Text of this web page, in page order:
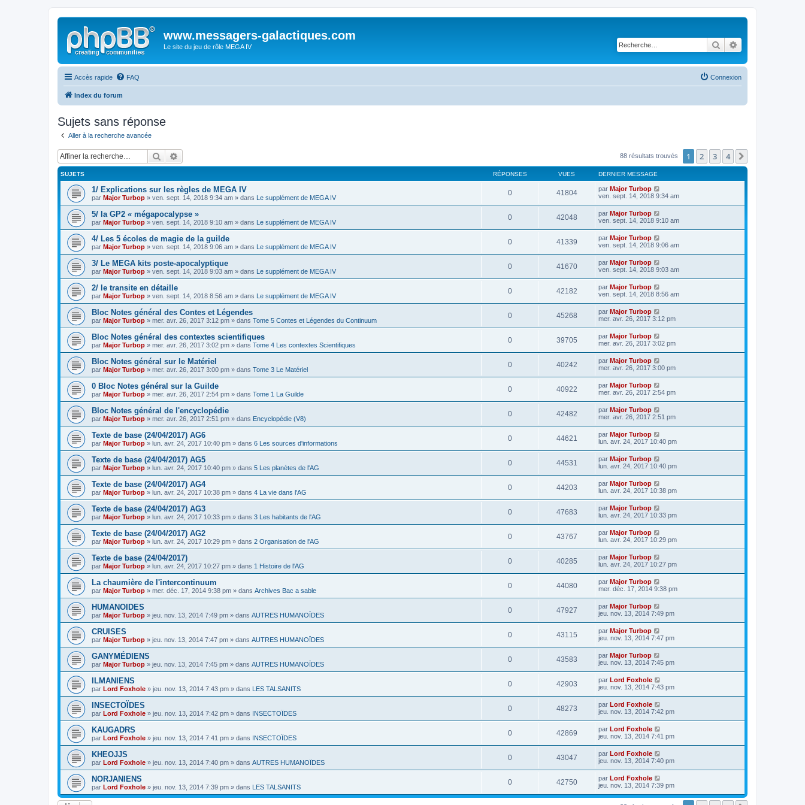
www.messagers-galactiques.com
Le site du jeu de rôle MEGA IV Rechercher
Accès rapide FAQ Connexion
Index du forum
Sujets sans réponse
Aller à la recherche avancée
Rechercher 88 résultats trouvés 1 2 3 4
SUJETS RÉPONSES VUES DERNIER MESSAGE
1/ Explications sur les règles de MEGA IV
par Major Turbop » ven. sept. 14, 2018 9:34 am » dans Le supplément de MEGA IV
0 41804 par Major Turbop
ven. sept. 14, 2018 9:34 am
5/ la GP2 « mégapocalypse »
par Major Turbop » ven. sept. 14, 2018 9:10 am » dans Le supplément de MEGA IV
0 42048 par Major Turbop
ven. sept. 14, 2018 9:10 am
4/ Les 5 écoles de magie de la guilde
par Major Turbop » ven. sept. 14, 2018 9:06 am » dans Le supplément de MEGA IV
0 41339 par Major Turbop
ven. sept. 14, 2018 9:06 am
3/ Le MEGA kits poste-apocalyptique
par Major Turbop » ven. sept. 14, 2018 9:03 am » dans Le supplément de MEGA IV
0 41670 par Major Turbop
ven. sept. 14, 2018 9:03 am
2/ le transite en détaille
par Major Turbop » ven. sept. 14, 2018 8:56 am » dans Le supplément de MEGA IV
0 42182 par Major Turbop
ven. sept. 14, 2018 8:56 am
Bloc Notes général des Contes et Légendes
par Major Turbop » mer. avr. 26, 2017 3:12 pm » dans Tome 5 Contes et Légendes du Continuum
0 45268 par Major Turbop
mer. avr. 26, 2017 3:12 pm
Bloc Notes général des contextes scientifiques
par Major Turbop » mer. avr. 26, 2017 3:02 pm » dans Tome 4 Les contextes Scientifiques
0 39705 par Major Turbop
mer. avr. 26, 2017 3:02 pm
Bloc Notes général sur le Matériel
par Major Turbop » mer. avr. 26, 2017 3:00 pm » dans Tome 3 Le Matériel
0 40242 par Major Turbop
mer. avr. 26, 2017 3:00 pm
0 Bloc Notes général sur la Guilde
par Major Turbop » mer. avr. 26, 2017 2:54 pm » dans Tome 1 La Guilde
0 40922 par Major Turbop
mer. avr. 26, 2017 2:54 pm
Bloc Notes général de l'encyclopédie
par Major Turbop » mer. avr. 26, 2017 2:51 pm » dans Encyclopédie (V8)
0 42482 par Major Turbop
mer. avr. 26, 2017 2:51 pm
Texte de base (24/04/2017) AG6
par Major Turbop » lun. avr. 24, 2017 10:40 pm » dans 6 Les sources d'informations
0 44621 par Major Turbop
lun. avr. 24, 2017 10:40 pm
Texte de base (24/04/2017) AG5
par Major Turbop » lun. avr. 24, 2017 10:40 pm » dans 5 Les planètes de l'AG
0 44531 par Major Turbop
lun. avr. 24, 2017 10:40 pm
Texte de base (24/04/2017) AG4
par Major Turbop » lun. avr. 24, 2017 10:38 pm » dans 4 La vie dans l'AG
0 44203 par Major Turbop
lun. avr. 24, 2017 10:38 pm
Texte de base (24/04/2017) AG3
par Major Turbop » lun. avr. 24, 2017 10:33 pm » dans 3 Les habitants de l'AG
0 47683 par Major Turbop
lun. avr. 24, 2017 10:33 pm
Texte de base (24/04/2017) AG2
par Major Turbop » lun. avr. 24, 2017 10:29 pm » dans 2 Organisation de l'AG
0 43767 par Major Turbop
lun. avr. 24, 2017 10:29 pm
Texte de base (24/04/2017)
par Major Turbop » lun. avr. 24, 2017 10:27 pm » dans 1 Histoire de l'AG
0 40285 par Major Turbop
lun. avr. 24, 2017 10:27 pm
La chaumière de l'intercontinuum
par Major Turbop » mer. déc. 17, 2014 9:38 pm » dans Archives Bac a sable
0 44080 par Major Turbop
mer. déc. 17, 2014 9:38 pm
HUMANOIDES
par Major Turbop » jeu. nov. 13, 2014 7:49 pm » dans AUTRES HUMANOÏDES
0 47927 par Major Turbop
jeu. nov. 13, 2014 7:49 pm
CRUISES
par Major Turbop » jeu. nov. 13, 2014 7:47 pm » dans AUTRES HUMANOÏDES
0 43115 par Major Turbop
jeu. nov. 13, 2014 7:47 pm
GANYMÉDIENS
par Major Turbop » jeu. nov. 13, 2014 7:45 pm » dans AUTRES HUMANOÏDES
0 43583 par Major Turbop
jeu. nov. 13, 2014 7:45 pm
ILMANIENS
par Lord Foxhole » jeu. nov. 13, 2014 7:43 pm » dans LES TALSANITS
0 42903 par Lord Foxhole
jeu. nov. 13, 2014 7:43 pm
INSECTOÏDES
par Lord Foxhole » jeu. nov. 13, 2014 7:42 pm » dans INSECTOÏDES
0 48273 par Lord Foxhole
jeu. nov. 13, 2014 7:42 pm
KAUGADRS
par Lord Foxhole » jeu. nov. 13, 2014 7:41 pm » dans INSECTOÏDES
0 42869 par Lord Foxhole
jeu. nov. 13, 2014 7:41 pm
KHEOJJS
par Lord Foxhole » jeu. nov. 13, 2014 7:40 pm » dans AUTRES HUMANOÏDES
0 43047 par Lord Foxhole
jeu. nov. 13, 2014 7:40 pm
NORJANIENS
par Lord Foxhole » jeu. nov. 13, 2014 7:39 pm » dans LES TALSANITS
0 42750 par Lord Foxhole
jeu. nov. 13, 2014 7:39 pm